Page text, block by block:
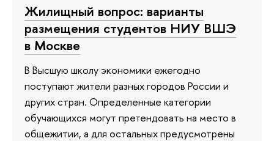
Жилищный вопрос: варианты
размещения студентов НИУ ВШЭ
в Москве
В Высшую школу экономики ежегодно
поступают жители разных городов России и
других стран. Определенные категории
обучающихся могут претендовать на место в
общежитии, а для остальных предусмотрены